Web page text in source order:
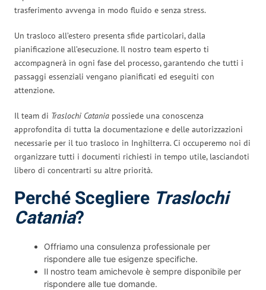
trasferimento avvenga in modo fluido e senza stress.
Un trasloco all’estero presenta sfide particolari, dalla
pianificazione all’esecuzione. Il nostro team esperto ti
accompagnerà in ogni fase del processo, garantendo che tutti i
passaggi essenziali vengano pianificati ed eseguiti con
attenzione.
Il team di Traslochi Catania possiede una conoscenza
approfondita di tutta la documentazione e delle autorizzazioni
necessarie per il tuo trasloco in Inghilterra. Ci occuperemo noi di
organizzare tutti i documenti richiesti in tempo utile, lasciandoti
libero di concentrarti su altre priorità.
Perché Scegliere Traslochi
Catania?
Offriamo una consulenza professionale per
rispondere alle tue esigenze specifiche.
Il nostro team amichevole è sempre disponibile per
rispondere alle tue domande.